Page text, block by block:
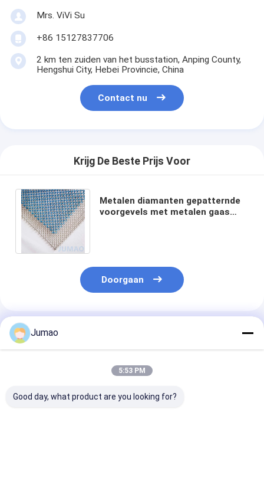
Mrs. ViVi Su
+86 15127837706
2 km ten zuiden van het busstation, Anping County,
Hengshui City, Hebei Provincie, China
Contact nu
Krijg De Beste Prijs Voor
Metalen diamanten gepatternde
voorgevels met metalen gaas
Doorgaan
Geadviseerde Producten
Jumao
5:53 PM
Good day, what product are you looking for?